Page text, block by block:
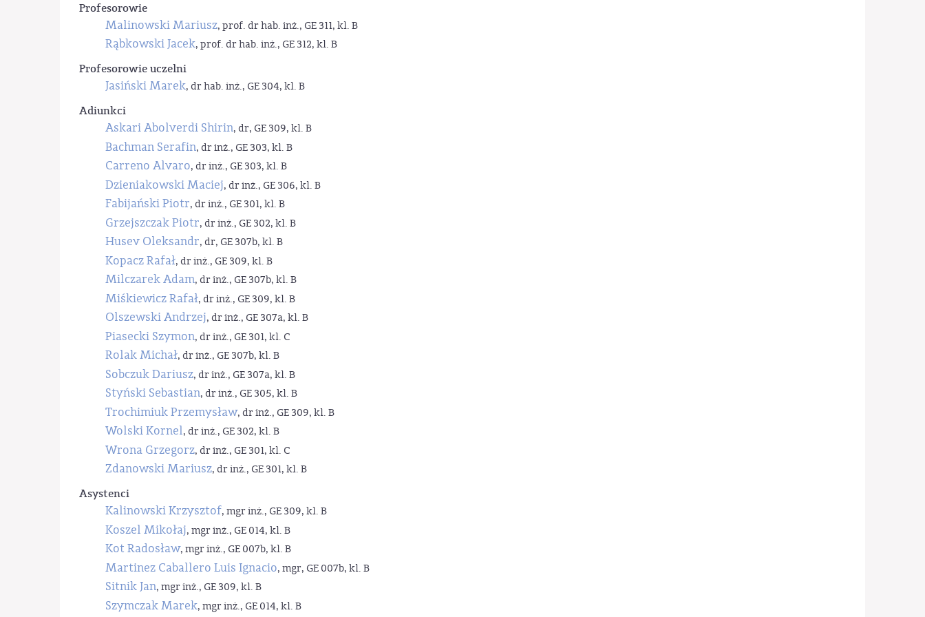
Profesorowie
Malinowski Mariusz, prof. dr hab. inż., GE 311, kl. B
Rąbkowski Jacek, prof. dr hab. inż., GE 312, kl. B
Profesorowie uczelni
Jasiński Marek, dr hab. inż., GE 304, kl. B
Adiunkci
Askari Abolverdi Shirin, dr, GE 309, kl. B
Bachman Serafin, dr inż., GE 303, kl. B
Carreno Alvaro, dr inż., GE 303, kl. B
Dzieniakowski Maciej, dr inż., GE 306, kl. B
Fabijański Piotr, dr inż., GE 301, kl. B
Grzejszczak Piotr, dr inż., GE 302, kl. B
Husev Oleksandr, dr, GE 307b, kl. B
Kopacz Rafał, dr inż., GE 309, kl. B
Milczarek Adam, dr inż., GE 307b, kl. B
Miśkiewicz Rafał, dr inż., GE 309, kl. B
Olszewski Andrzej, dr inż., GE 307a, kl. B
Piasecki Szymon, dr inż., GE 301, kl. C
Rolak Michał, dr inż., GE 307b, kl. B
Sobczuk Dariusz, dr inż., GE 307a, kl. B
Styński Sebastian, dr inż., GE 305, kl. B
Trochimiuk Przemysław, dr inż., GE 309, kl. B
Wolski Kornel, dr inż., GE 302, kl. B
Wrona Grzegorz, dr inż., GE 301, kl. C
Zdanowski Mariusz, dr inż., GE 301, kl. B
Asystenci
Kalinowski Krzysztof, mgr inż., GE 309, kl. B
Koszel Mikołaj, mgr inż., GE 014, kl. B
Kot Radosław, mgr inż., GE 007b, kl. B
Martinez Caballero Luis Ignacio, mgr, GE 007b, kl. B
Sitnik Jan, mgr inż., GE 309, kl. B
Szymczak Marek, mgr inż., GE 014, kl. B